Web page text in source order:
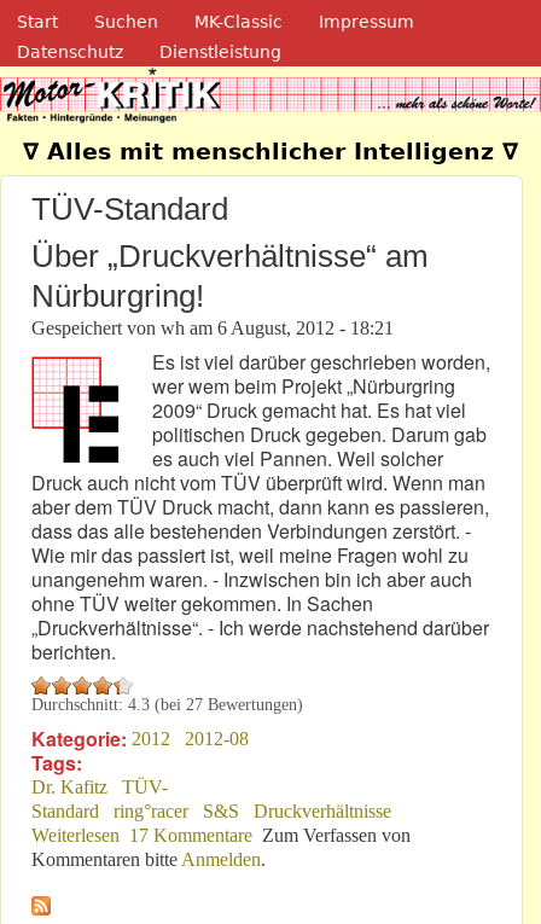
Direkt zum Inhalt
Navigation
Start Suchen MK-Classic
Impressum
Datenschutz
Dienstleistung
Motor-Kritik.de
∇ Alles mit menschlicher Intelligenz ∇
TÜV-Standard
Über „Druckverhältnisse“ am
Nürburgring!
Gespeichert von wh am 6 August, 2012 - 18:21
Es ist viel darüber geschrieben worden,
wer wem beim Projekt „Nürburgring
2009“ Druck gemacht hat. Es hat viel
politischen Druck gegeben. Darum gab
es auch viel Pannen. Weil solcher
Druck auch nicht vom TÜV überprüft wird. Wenn man
aber dem TÜV Druck macht, dann kann es passieren,
dass das alle bestehenden Verbindungen zerstört. -
Wie mir das passiert ist, weil meine Fragen wohl zu
unangenehm waren. - Inzwischen bin ich aber auch
ohne TÜV weiter gekommen. In Sachen
„Druckverhältnisse“. - Ich werde nachstehend darüber
berichten.
Durchschnitt: 4.3 (bei 27 Bewertungen)
Kategorie: 2012 2012-08
Tags:
Dr. Kafitz
TÜV-
Standard
ring°racer S&S
Druckverhältnisse
Weiterlesen über Über „Druckverhältnisse“ am Nürburgring!
17 Kommentare Zum Verfassen von
Kommentaren bitte Anmelden.